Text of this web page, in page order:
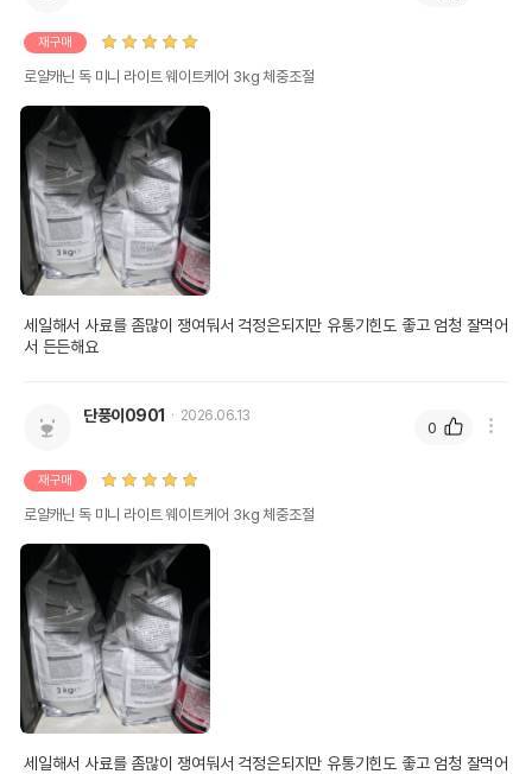
재구매
로얄캐닌 독 미니 라이트 웨이트케어 3kg 체중조절
세일해서 사료를 좀많이 쟁여둬서 걱정은되지만 유통기힌도 좋고 엄청 잘먹어
서 든든해요
단풍이0901 2026.06.13
재구매
로얄캐닌 독 미니 라이트 웨이트케어 3kg 체중조절
세일해서 사료를 좀많이 쟁여둬서 걱정은되지만 유통기힌도 좋고 엄청 잘먹어
0